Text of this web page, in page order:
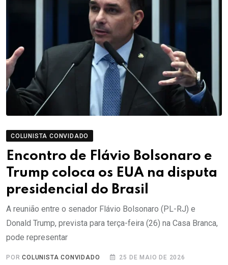
COLUNISTA CONVIDADO
Encontro de Flávio Bolsonaro e
Trump coloca os EUA na disputa
presidencial do Brasil
A reunião entre o senador Flávio Bolsonaro (PL-RJ) e
Donald Trump, prevista para terça-feira (26) na Casa Branca,
pode representar
PORCOLUNISTA CONVIDADO 25 DE MAIO DE 2026